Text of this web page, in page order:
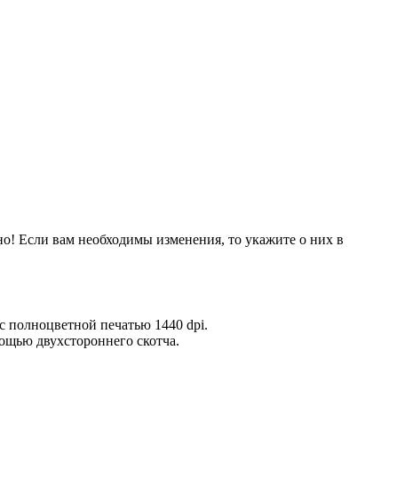
Если вам необходимы изменения, то укажите о них в
печатью 1440 dpi.
двухстороннего скотча.